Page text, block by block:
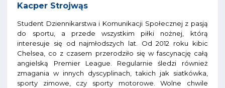
Kacper Strojwąs
Student Dziennikarstwa i Komunikacji Społecznej z pasją
do sportu, a przede wszystkim piłki nożnej, którą
interesuje się od najmłodszych lat. Od 2012 roku kibic
Chelsea, co z czasem przerodziło się w fascynację całą
angielską Premier League. Regularnie śledzi również
zmagania w innych dyscyplinach, takich jak siatkówka,
sporty zimowe, czy sporty motorowe. Wolne chwile